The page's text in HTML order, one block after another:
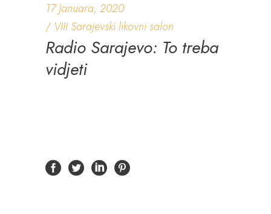
17 Januara, 2020
VIII Sarajevski likovni salon
Radio Sarajevo: To treba
vidjeti